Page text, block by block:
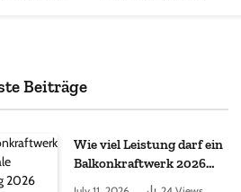
Beiträge
Wie viel Leistung darf ein
Balkonkraftwerk 2026